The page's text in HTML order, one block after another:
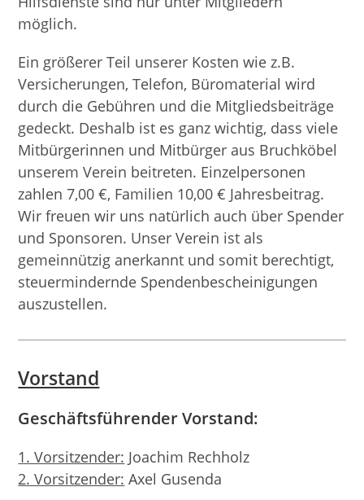
möglich.
Ein größerer Teil unserer Kosten wie z.B.
Versicherungen, Telefon, Büromaterial wird
durch die Gebühren und die Mitgliedsbeiträge
gedeckt. Deshalb ist es ganz wichtig, dass viele
Mitbürgerinnen und Mitbürger aus Bruchköbel
unserem Verein beitreten. Einzelpersonen
zahlen 7,00 €, Familien 10,00 € Jahresbeitrag.
Wir freuen wir uns natürlich auch über Spender
und Sponsoren. Unser Verein ist als
gemeinnützig anerkannt und somit berechtigt,
steuermindernde Spendenbescheinigungen
auszustellen.
Vorstand
Geschäftsführender Vorstand:
1. Vorsitzender: Joachim Rechholz
2. Vorsitzender: Axel Gusenda